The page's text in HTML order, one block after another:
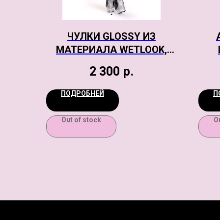
ЧУЛКИ GLOSSY ИЗ
МАТЕРИАЛА WETLOOK,
2 300 р.
ПОДРОБНЕЙ
Out of stock